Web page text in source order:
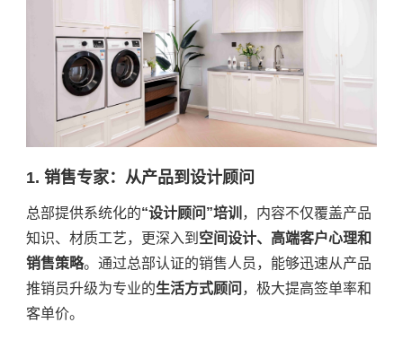
1. 销售专家：从产品到设计顾问
总部提供系统化的“设计顾问”培训 ，内容不仅覆盖产品
知识、材质工艺，更深入到 空间设计、高端客户心理和
销售策略。通过总部认证的销售人员，能够迅速从产品
推销员升级为专业的生活方式顾问 ，极大提高签单率和
客单价。